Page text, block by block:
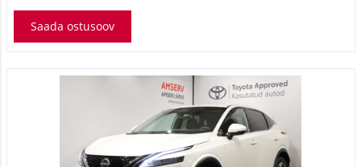
Saada ostusoov